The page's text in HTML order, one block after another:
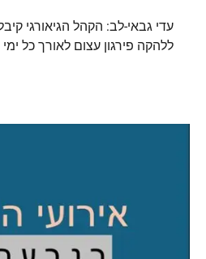
עדי גבאי-לב: הקהל הגיאורגי
ללהקה פירגון עצום לאורך כל